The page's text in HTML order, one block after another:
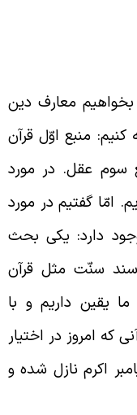
معارف دین
منبع اوّل قرآن
عقل. در مورد
امّا گفتیم در مورد
دارد: یکی بحث
سنّت مثل قرآن
یقین داریم و با
امروز در اختیار
اکرم نازل شده و